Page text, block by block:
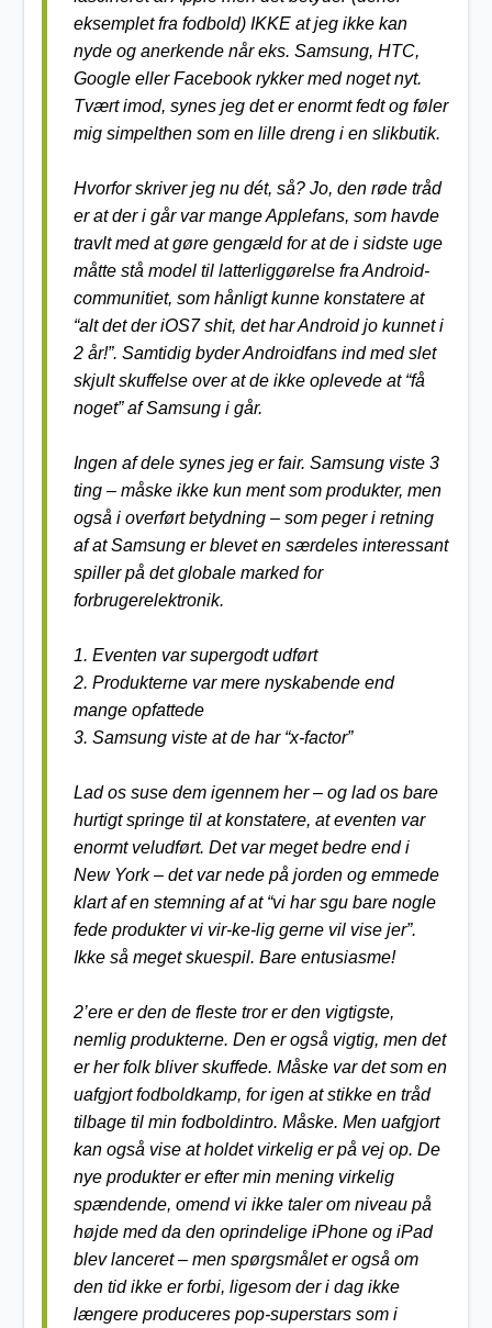
eksemplet fra fodbold) IKKE at jeg ikke kan
nyde og anerkende når eks. Samsung, HTC,
Google eller Facebook rykker med noget nyt.
Tvært imod, synes jeg det er enormt fedt og føler
mig simpelthen som en lille dreng i en slikbutik.
Hvorfor skriver jeg nu dét, så? Jo, den røde tråd
er at der i går var mange Applefans, som havde
travlt med at gøre gengæld for at de i sidste uge
måtte stå model til latterliggørelse fra Android-
communitiet, som hånligt kunne konstatere at
“alt det der iOS7 shit, det har Android jo kunnet i
2 år!”. Samtidig byder Androidfans ind med slet
skjult skuffelse over at de ikke oplevede at “få
noget” af Samsung i går.
Ingen af dele synes jeg er fair. Samsung viste 3
ting – måske ikke kun ment som produkter, men
også i overført betydning – som peger i retning
af at Samsung er blevet en særdeles interessant
spiller på det globale marked for
forbrugerelektronik.
1. Eventen var supergodt udført
2. Produkterne var mere nyskabende end
mange opfattede
3. Samsung viste at de har “x-factor”
Lad os suse dem igennem her – og lad os bare
hurtigt springe til at konstatere, at eventen var
enormt veludført. Det var meget bedre end i
New York – det var nede på jorden og emmede
klart af en stemning af at “vi har sgu bare nogle
fede produkter vi vir-ke-lig gerne vil vise jer”.
Ikke så meget skuespil. Bare entusiasme!
2’ere er den de fleste tror er den vigtigste,
nemlig produkterne. Den er også vigtig, men det
er her folk bliver skuffede. Måske var det som en
uafgjort fodboldkamp, for igen at stikke en tråd
tilbage til min fodboldintro. Måske. Men uafgjort
kan også vise at holdet virkelig er på vej op. De
nye produkter er efter min mening virkelig
spændende, omend vi ikke taler om niveau på
højde med da den oprindelige iPhone og iPad
blev lanceret – men spørgsmålet er også om
den tid ikke er forbi, ligesom der i dag ikke
længere produceres pop-superstars som i